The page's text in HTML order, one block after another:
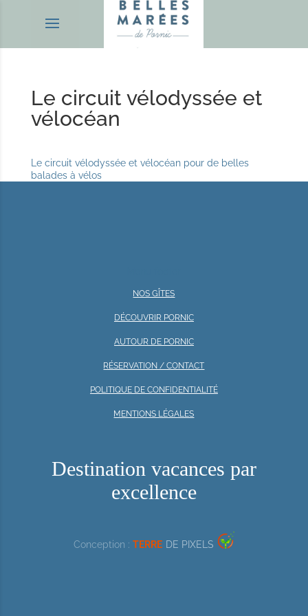
Le circuit vélodyssée et
vélocéan
Le circuit vélodyssée et vélocéan pour de belles
balades à vélos
NOS GÎTES
DÉCOUVRIR PORNIC
AUTOUR DE PORNIC
RÉSERVATION / CONTACT
POLITIQUE DE CONFIDENTIALITÉ
MENTIONS LÉGALES
Destination vacances par
excellence
Conception : TERRE DE PIXELS